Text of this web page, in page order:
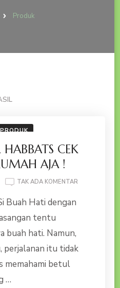
Produk
PRODUK
HABBATS CEK
AJA !
TAK ADA KOMENTAR
AJA
Buah Hati dengan
tentu
buah hati. Namun,
perjalanan itu tidak
memahami betul
…